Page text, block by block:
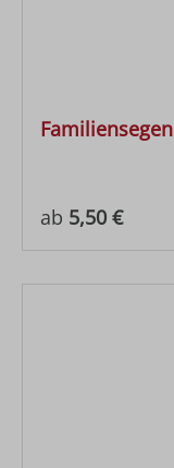
Familiensegen
Regulärer Preis:
ab 5,50 €